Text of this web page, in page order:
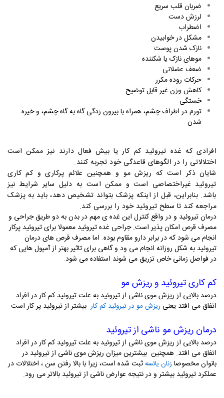
ضربان قلب سریع
لرزش دست
اضطراب
مشکل در خوابیدن
نازک شدن پوست
موهای نازک یا شکننده
ضعف عضلانی
حرکات روده مکرر
کاهش وزن غیر قابل توضیح
خستگی
تورم در اطراف چشم، همراه با بیرون زدگی گاه به گاه چشم، و خیره
شدن
افرادی که غده تیروئید کم کار یا بیش فعال دارند نیز ممکن است
اختلالاتی را در الگوهای قاعدگی خود تجربه کنند.
شایان ذکر است که ریزش مو و همچنین علائم پرکاری و کم کاری
تیروئید غیراختصاصی است و ممکن است به دلیل سایر شرایط نیز
باشد. بنابراین، قبل از اینکه پزشک بتواند تشخیص دهد، باید به پزشک
مراجعه کند تا سطح تیروئید خود را بررسی کند.
درمان تیروئید و در واقع کنترل این غده ی مهم در بدن به دو طریق جراحی و
مصرف قرص امکان پذیر است. جراحی غده تیروئید معمولا برای تیروئید پرکار
انجام می شود که در برابر دارو مقاوم بوده. اما مصرف قرص های درمان
تیروئید به شکل روزانه انجام می ود و گاهی برای تاثیر بهتر از آمپول هایی که
در فواصل زمانی خاص تزریق می شوند استفاده می شود.
کم کاری تیروئید و ریزش مو
درصد بالایی از ریزش موی ناشی از تیروئید به علت تیروئید کم کار در افراد
اتفاق می افتد یعنی ریزش مو در تیروئید کم کار بیشتر از تیروئید پر کار است.
درمان ریزش مو ناشی از تیروئید
درصد بالایی از ریزش موی ناشی از تیروئید به علت تیروئید کم کار در افراد
اتفاق می افتد. همچنین بیشترین میزان ریزش موی ناشی از تیروئید در
بانوان مخصوصا زنان یائسهثبت شده است، زیرا با بالا رفتن سن ، اختلالات در
عملکرد تیروئید بیشتر و در نتیجه عوارض ناشی از تیروئید بالاتر می رود.